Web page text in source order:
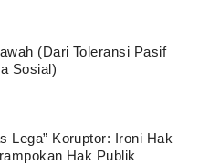
(Dari Toleransi Pasif
Sosial)
Lega” Koruptor: Ironi Hak
Hak Publik